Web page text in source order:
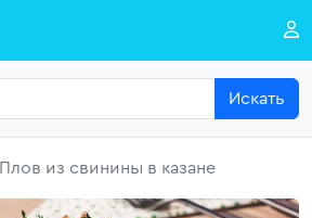
Искать
Плов из свинины в казане